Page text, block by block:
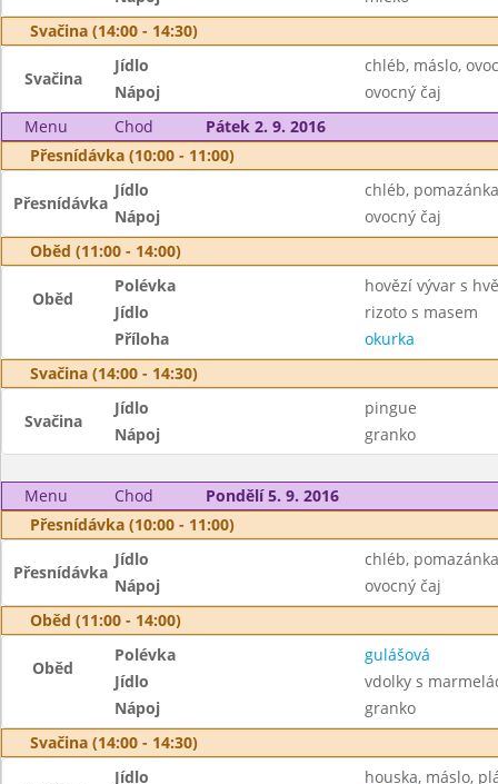
Svačina (14:00 - 14:30)
Svačina
Jídlo
chléb, máslo,
Nápoj
ovocný čaj
Menu
Chod
Pátek 2. 9. 2016
Přesnídávka (10:00 - 11:00)
Přesnídávka
Jídlo
chléb,
Nápoj
ovocný čaj
Oběd (11:00 - 14:00)
Oběd
Polévka
hovězí vývar s
Jídlo
rizoto s masem
Příloha
okurka
Svačina (14:00 - 14:30)
Svačina
Jídlo
pingue
Nápoj
granko
Menu Chod
Pondělí 5. 9. 2016
Přesnídávka (10:00 - 11:00)
Přesnídávka
Jídlo
chléb,
Nápoj
ovocný čaj
Oběd (11:00 - 14:00)
Oběd
Polévka
gulášová
Jídlo
vdolky s
Nápoj
granko
Svačina (14:00 - 14:30)
Jídlo
houska, máslo,